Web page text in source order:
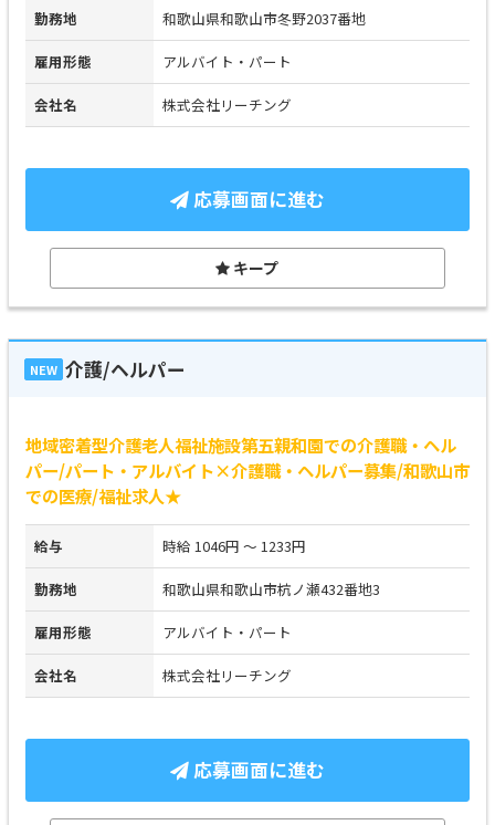
勤務地 和歌山県和歌山市冬野2037番地
雇用形態 アルバイト・パート
会社名 株式会社リーチング
応募画面に進む
キープ
NEW 介護/ヘルパー
地域密着型介護老人福祉施設第五親和園での介護職・ヘル
パー/パート・アルバイト×介護職・ヘルパー募集/和歌山市
での医療/福祉求人★
給与 時給 1046円 ～ 1233円
勤務地 和歌山県和歌山市杭ノ瀬432番地3
雇用形態 アルバイト・パート
会社名 株式会社リーチング
応募画面に進む